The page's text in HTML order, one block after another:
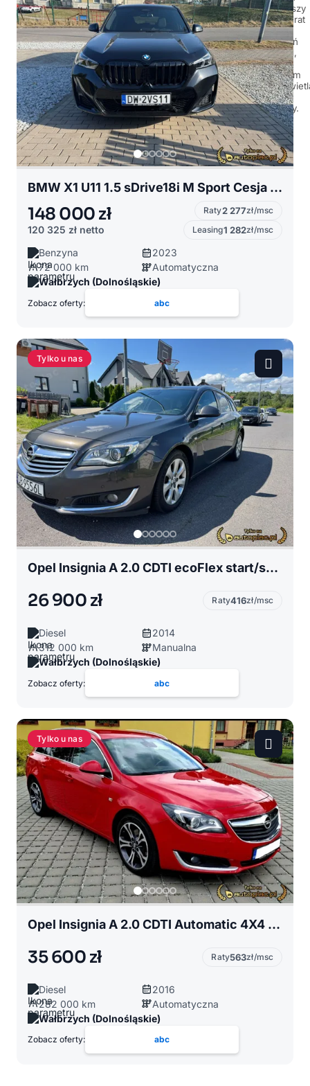
BMW X1 U11 1.5 sDrive18i M Sport Cesja Leasingu
148 000 zł
120 325 zł netto
Raty2 277zł/msc
Leasing1 282zł/msc
Benzyna
2023
72 000 km
Automatyczna
Wałbrzych (Dolnośląskie)
Zobacz oferty: abc
Tylko u nas
Opel Insignia A 2.0 CDTI ecoFlex start/stop Sport
26 900 zł Raty416zł/msc
Diesel
2014
312 000 km
Manualna
Wałbrzych (Dolnośląskie)
Zobacz oferty: abc
Tylko u nas
Opel Insignia A 2.0 CDTI Automatic 4X4 Cosmo
35 600 zł Raty563zł/msc
Diesel
2016
282 000 km
Automatyczna
Wałbrzych (Dolnośląskie)
Zobacz oferty: abc